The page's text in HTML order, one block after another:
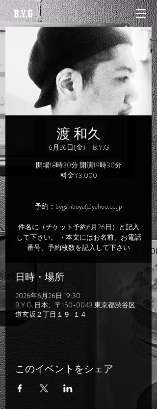
渡 和久
6月26日(金)
  |
B.Y.G
開場18時30分 開演19時30分
料金¥3.000
予約：bygshibuya@yahoo.co.jp
件名に（チケット予約6月26日）と記入
して下さい。 ・本文にはお名前、お電話
番号、予約枚数を記入して下さい
日時・場所
2026年6月26日 19:30
B.Y.G, 日本、〒150-0043 東京都渋谷区
道玄坂２丁目１９−１４
このイベントをシェア